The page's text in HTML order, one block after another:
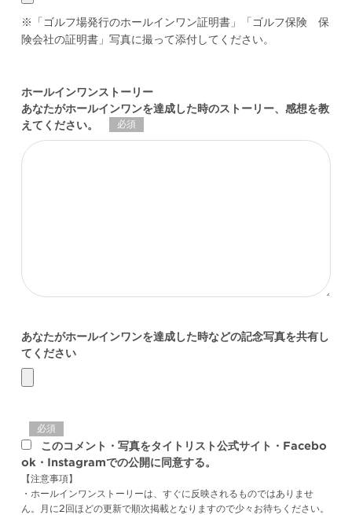
※「ゴルフ場発行のホールインワン証明書」「ゴルフ保険 保
険会社の証明書」写真に撮って添付してください。
ホールインワンストーリー
あなたがホールインワンを達成した時のストーリー、感想を教
えてください。
必須
あなたがホールインワンを達成した時などの記念写真を共有し
てください
必須
このコメント・写真をタイトリスト公式サイト・Facebo
ok・Instagramでの公開に同意する。
【注意事項】
・ホールインワンストーリーは、すぐに反映されるものではありませ
ん。月に2回ほどの更新で順次掲載となりますので少々お待ちください。